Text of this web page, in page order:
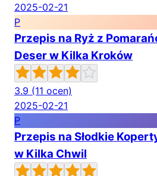
2025-02-21
P
Przepis na Ryż z
Deser w Kilka Kroków
3.9 (11 ocen)
2025-02-21
P
Przepis na Słodkie
w Kilka Chwil